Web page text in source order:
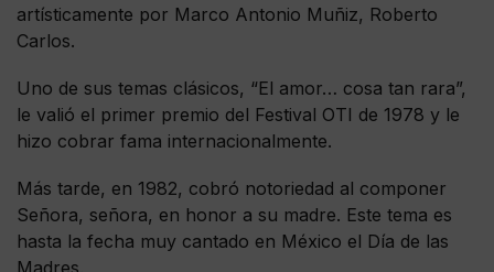
artísticamente por Marco Antonio Muñiz, Roberto
Carlos.
Uno de sus temas clásicos, “El amor… cosa tan rara”,
le valió el primer premio del Festival OTI de 1978 y le
hizo cobrar fama internacionalmente.
Más tarde, en 1982, cobró notoriedad al componer
Señora, señora, en honor a su madre. Este tema es
hasta la fecha muy cantado en México el Día de las